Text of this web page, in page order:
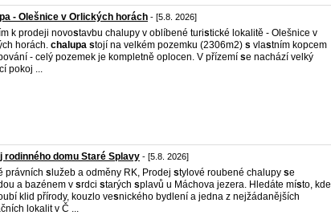
- Olešnice v Orlických horách - [5.8. 2026]
k prodeji novostavbu chalupy v oblíbené turistické lokalitě - Olešnice v
horách. chalupa stojí na velkém pozemku (2306m2) s vlastním kopcem
- celý pozemek je kompletně oplocen. V přízemí se nachází velký
pokoj ...
rodinného domu Staré Splavy - [5.8. 2026]
právních s lužeb a odměny RK, Prodej stylové roubené chalupy se
a bazénem v srdci starých splavů u Máchova jezera. Hledáte místo, kde
klid přírody, kouzlo vesnického bydlení a jedna z nejžádanějších
lokalit v Č ...